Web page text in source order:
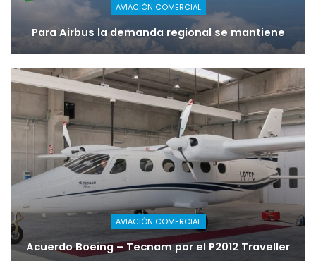
AVIACIÓN COMERCIAL
Para Airbus la demanda regional se mantiene
AVIACIÓN COMERCIAL
Acuerdo Boeing – Tecnam por el P2012 Traveller